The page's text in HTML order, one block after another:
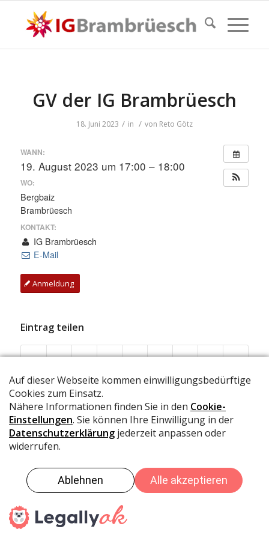
GV der IG Brambrüesch
18. Juni 2023 / in / von Reto Götz
WANN:
19. August 2023 um 17:00 – 18:00
WO:
Bergbaiz
Brambrüesch
KONTAKT:
IG Brambrüesch
E-Mail
Anmeldung
Eintrag teilen
Datenschutz
Impressum